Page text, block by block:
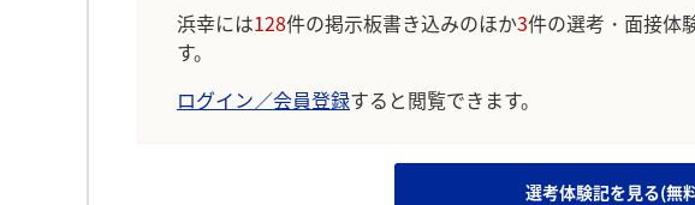
浜幸には128件の掲示板書き込みのほか3件の選考・面接体
す。
ログイン／会員登録すると閲覧できます。
選考体験記を見る(無